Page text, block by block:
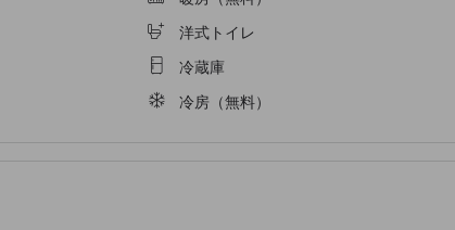
洋式トイレ
冷蔵庫
冷房（無料）